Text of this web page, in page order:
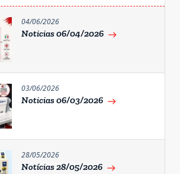
04/06/2026
Noticias 06/04/2026 east
03/06/2026
Noticias 06/03/2026 east
28/05/2026
Notícias 28/05/2026 east